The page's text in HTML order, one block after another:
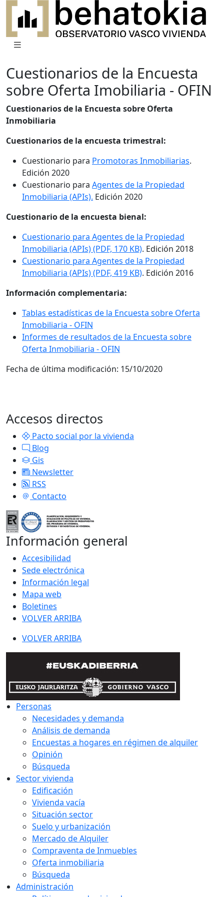
Cuestionarios de la Encuesta
sobre Oferta Imobiliaria - OFIN
Cuestionarios de la Encuesta sobre Oferta
Inmobiliaria
Cuestionarios de la encuesta trimestral:
Cuestionario para Promotoras Inmobiliarias.
Edición 2020
Cuestionario para Agentes de la Propiedad
Inmobiliaria (APIs). Edición 2020
Cuestionario de la encuesta bienal:
Cuestionario para Agentes de la Propiedad
Inmobiliaria (APIs) (PDF, 170 KB). Edición 2018
Cuestionario para Agentes de la Propiedad
Inmobiliaria (APIs) (PDF, 419 KB). Edición 2016
Información complementaria:
Tablas estadísticas de la Encuesta sobre Oferta
Inmobiliaria - OFIN
Informes de resultados de la Encuesta sobre
Oferta Inmobiliaria - OFIN
Fecha de última modificación: 15/10/2020
Accesos directos
Pacto social por la vivienda
Blog
Gis
Newsletter
RSS
Contacto
Información general
Accesibilidad
Sede electrónica
Información legal
Mapa web
Boletines
VOLVER ARRIBA
VOLVER ARRIBA
Personas
Necesidades y demanda
Análisis de demanda
Encuestas a hogares en régimen de alquiler
Opinión
Búsqueda
Sector vivienda
Edificación
Vivienda vacía
Situación sector
Suelo y urbanización
Mercado de Alquiler
Compraventa de Inmuebles
Oferta inmobiliaria
Búsqueda
Administración